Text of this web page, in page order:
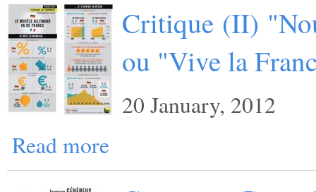
Critique (II)
ou "Vive la
20 January, 2012
Read more